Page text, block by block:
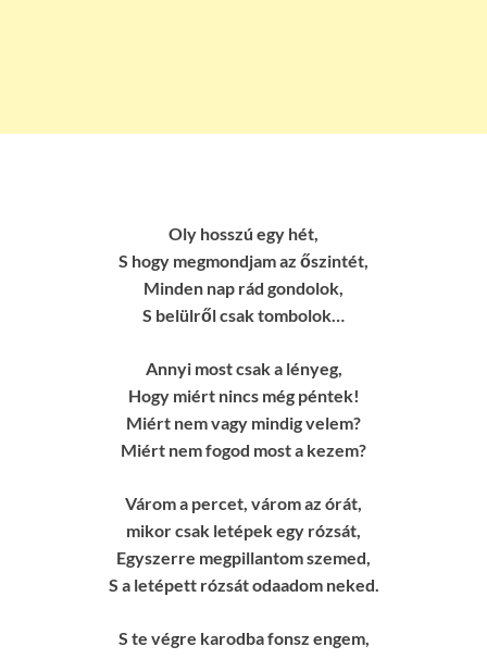
Oly hosszú egy hét,
S hogy megmondjam az őszintét,
Minden nap rád gondolok,
S belülről csak tombolok…
Annyi most csak a lényeg,
Hogy miért nincs még péntek!
Miért nem vagy mindig velem?
Miért nem fogod most a kezem?
Várom a percet, várom az órát,
mikor csak letépek egy rózsát,
Egyszerre megpillantom szemed,
S a letépett rózsát odaadom neked.
S te végre karodba fonsz engem,